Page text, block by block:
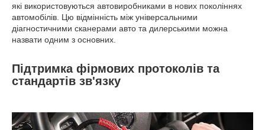
які використовуються автовиробниками в нових поколіннях
автомобілів. Цю відмінність між універсальними
діагностичними сканерами авто та дилерськими можна
назвати одним з основних.
Підтримка фірмових протоколів та
стандартів зв'язку